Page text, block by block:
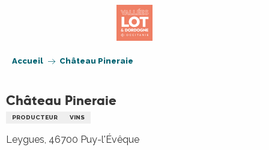
Accueil Château Pineraie
Château Pineraie
PRODUCTEUR VINS
Leygues, 46700 Puy-l'Évêque